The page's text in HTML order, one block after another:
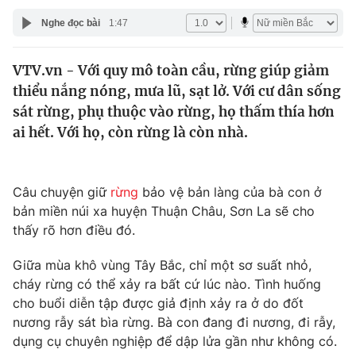
Y tế
Thế giới
Thế giới đó đây
Câu chuyện quốc tế
Tài chính
Thị trường
Góc doanh nghiệp
Dữ liệu và đời sống
Truyền hình
Phim VTV
Hậu trường
Giải trí
Điện ảnh
Đời sống
Giáo dục
Nghe đọc bài 1:47
VTV.vn - Với quy mô toàn cầu, rừng giúp giảm
thiểu nắng nóng, mưa lũ, sạt lở. Với cư dân sống
sát rừng, phụ thuộc vào rừng, họ thấm thía hơn
ai hết. Với họ, còn rừng là còn nhà.
Câu chuyện giữ rừng bảo vệ bản làng của bà con ở
bản miền núi xa huyện Thuận Châu, Sơn La sẽ cho
thấy rõ hơn điều đó.
Giữa mùa khô vùng Tây Bắc, chỉ một sơ suất nhỏ,
cháy rừng có thể xảy ra bất cứ lúc nào. Tình huống
cho buổi diễn tập được giả định xảy ra ở do đốt
nương rẫy sát bìa rừng. Bà con đang đi nương, đi rẫy,
dụng cụ chuyên nghiệp để dập lửa gần như không có.